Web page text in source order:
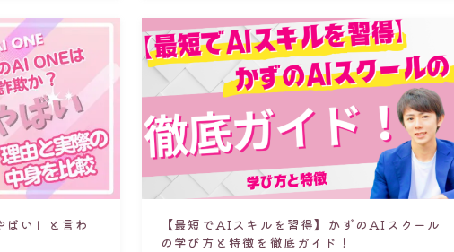
い」と言わ
【最短でAIスキルを習得】かずのAIスクール
の学び方と特徴を徹底ガイド！